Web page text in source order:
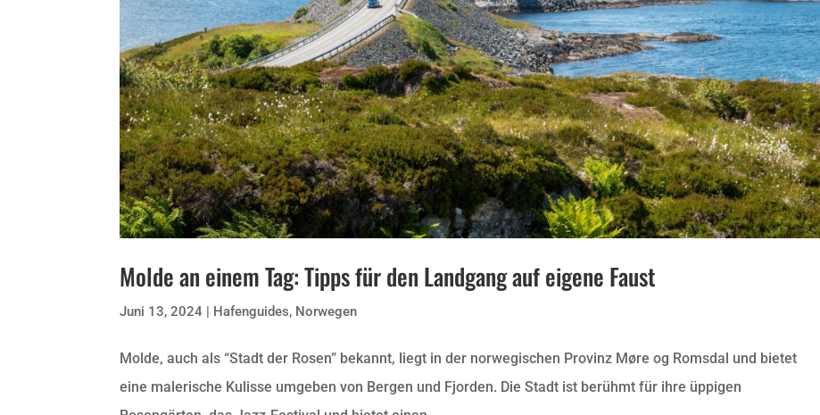
Molde an einem Tag: Tipps für den Landgang auf eigene Faust
Juni 13, 2024 Hafenguides, Norwegen
Molde, auch als “Stadt der Rosen” bekannt, liegt in der norwegischen Provinz Møre og Romsdal und bietet
eine malerische Kulisse umgeben von Bergen und Fjorden. Die Stadt ist berühmt für ihre üppigen